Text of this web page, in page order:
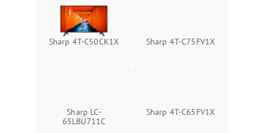
Sharp 4T-C50CK1X Sharp 4T-C75FV1X
Sharp LC-
65LBU711C
Sharp 4T-C65FV1X